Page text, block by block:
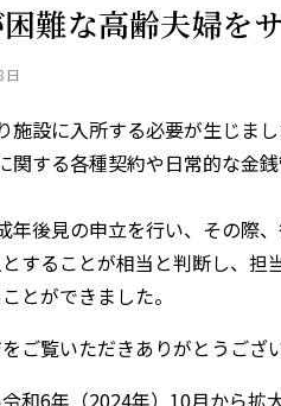
難な高齢夫婦を
施設に入所する必要が生じま
関する各種契約や日常的な金
年後見の申立を行い、その際
することが相当と判断し、
とができました。
ご覧いただきありがとうござ
和6年（2024年）10月から